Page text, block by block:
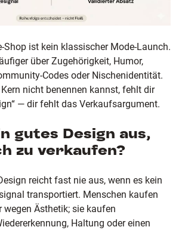
Shop ist kein klassischer Mode-Launch.
über Zugehörigkeit, Humor,
Codes oder Nischenidentität.
nicht benennen kannst, fehlt dir
— dir fehlt das Verkaufsargument.
gutes Design aus,
zu verkaufen?
reicht fast nie aus, wenn es kein
transportiert. Menschen kaufen
wegen Ästhetik; sie kaufen
Haltung oder einen